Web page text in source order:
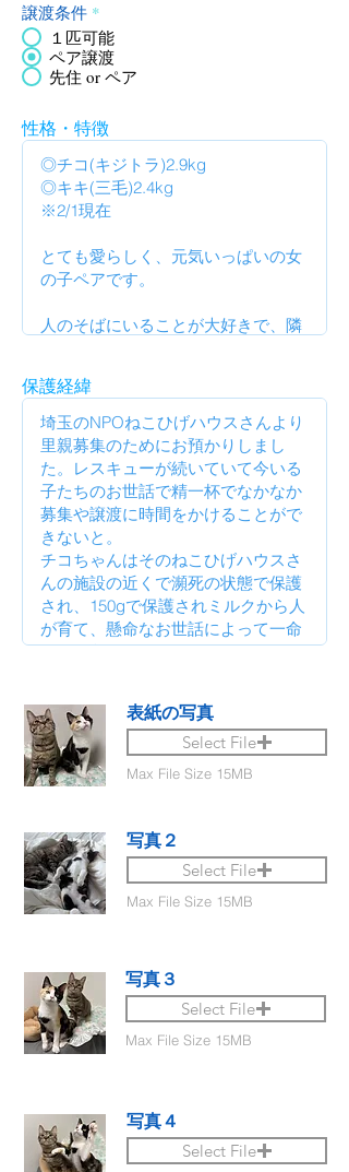
譲渡条件 *
１匹可能
ペア譲渡
先住 or ペア
性格・特徴
保護経緯
表紙の写真
Select File
Max File Size 15MB
写真２
Select File
Max File Size 15MB
写真３
Select File
Max File Size 15MB
写真４
Select File